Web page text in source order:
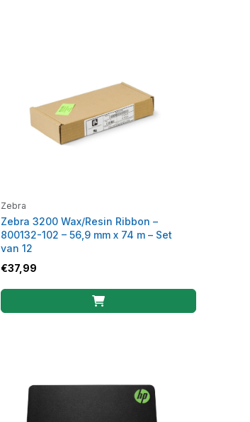
Zebra
Zebra 3200 Wax/Resin Ribbon –
800132-102 – 56,9 mm x 74 m – Set
van 12
€37,99